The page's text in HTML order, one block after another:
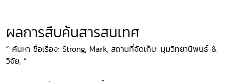
ผลการสืบค้นสารสนเทศ
“ ค้นหา ชื่อเรื่อง: Strong, Mark, สถานที่จัดเก็บ: มุมวิทยานิพนธ์ &
วิจัย, ”